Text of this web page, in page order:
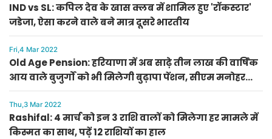
IND vs SL: कपिल देव के खास क्लब में शामिल हुए 'रॉकस्टार'
जडेजा, ऐसा करने वाले बने मात्र दूसरे भारतीय
Fri,4 Mar 2022
Old Age Pension: हरियाणा में अब साढ़े तीन लाख की वार्षिक
आय वाले बुजुर्गों को भी मिलेगी बुढ़ापा पेंशन, सीएम मनोहर
लाल का ऐलान
Thu,3 Mar 2022
Rashifal: 4 मार्च को इन 3 राशि वालों को मिलेगा हर मामले में
किस्मत का साथ, पढ़ें 12 राशियों का हाल